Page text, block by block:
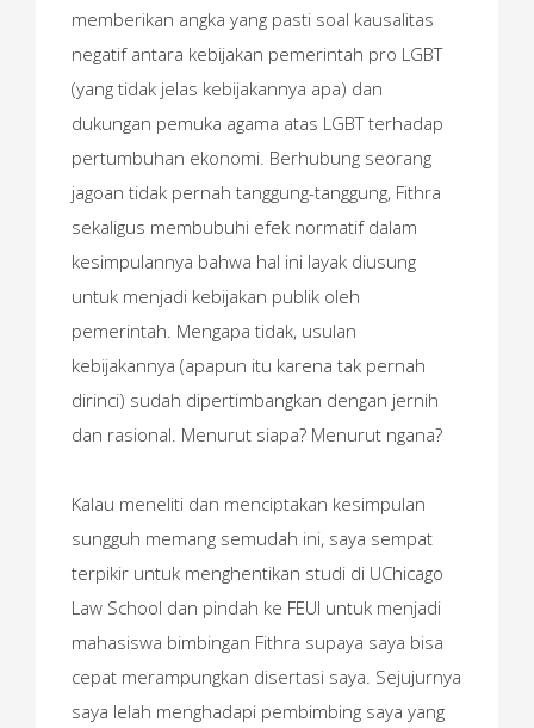
memberikan angka yang pasti soal kausalitas
negatif antara kebijakan pemerintah pro LGBT
(yang tidak jelas kebijakannya apa) dan
dukungan pemuka agama atas LGBT terhadap
pertumbuhan ekonomi. Berhubung seorang
jagoan tidak pernah tanggung-tanggung, Fithra
sekaligus membubuhi efek normatif dalam
kesimpulannya bahwa hal ini layak diusung
untuk menjadi kebijakan publik oleh
pemerintah. Mengapa tidak, usulan
kebijakannya (apapun itu karena tak pernah
dirinci) sudah dipertimbangkan dengan jernih
dan rasional. Menurut siapa? Menurut ngana?
Kalau meneliti dan menciptakan kesimpulan
sungguh memang semudah ini, saya sempat
terpikir untuk menghentikan studi di UChicago
Law School dan pindah ke FEUI untuk menjadi
mahasiswa bimbingan Fithra supaya saya bisa
cepat merampungkan disertasi saya. Sejujurnya
saya lelah menghadapi pembimbing saya yang